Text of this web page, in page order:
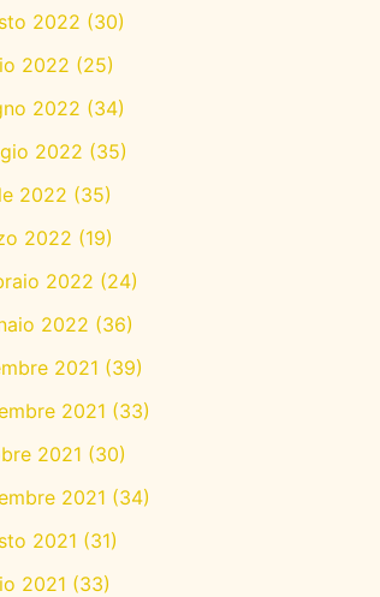
2022 (30)
2022 (25)
2022 (34)
2022 (35)
2022 (35)
2022 (19)
2022 (24)
2022 (36)
2021 (39)
2021 (33)
2021 (30)
2021 (34)
2021 (31)
2021 (33)